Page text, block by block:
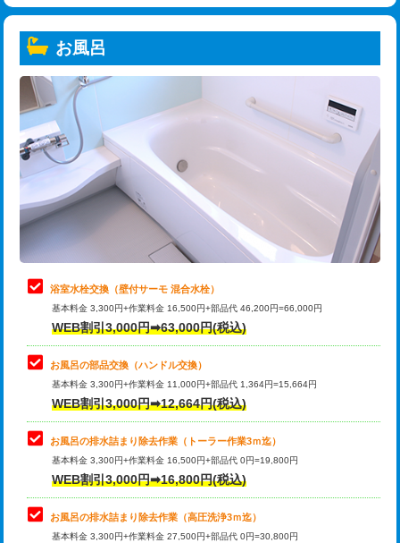
トーラー機使用/3mまで
追加トーラー機使用/3m超え
カメラ調査 33,000円
桝清掃 8,800円
止水・漏水調査・防水処理・清掃・修
理・調整・分解・加工など（軽作業）
止水・漏水調査・防水処理・清掃・修
理・調整・分解・加工など（中作業）
22,000円
止水・漏水調査・防水処理・清掃・修
理・調整・分解・加工など（重作業）
33,000円
トイレタンク脱着
トイレ便器脱着
タンクレストイレ脱着 33,000円
小便器トイレ脱着
その他部品の脱着 8,800円～
お風呂
浴室水栓交換（壁付サーモ 混合水栓）
基本料金 3,300円+作業料金 16,500円+部品代 46,200円=66,000円
WEB割引3,000円➡63,000円(税込)
お風呂の部品交換（ハンドル交換）
基本料金 3,300円+作業料金 11,000円+部品代 1,364円=15,664円
WEB割引3,000円➡12,664円(税込)
お風呂の排水詰まり除去作業（トーラー作業3ｍ迄）
基本料金 3,300円+作業料金 16,500円+部品代 0円=19,800円
WEB割引3,000円➡16,800円(税込)
お風呂の排水詰まり除去作業（高圧洗浄3ｍ迄）
基本料金 3,300円+作業料金 27,500円+部品代 0円=30,800円